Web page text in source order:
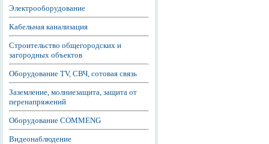
Электрооборудование
Кабельная канализация
Строительство общегородских и
загородных объектов
Оборудование TV, СВЧ, сотовая связь
Заземление, молниезащита, защита от
перенапряжений
Оборудование COMMENG
Видеонаблюдение